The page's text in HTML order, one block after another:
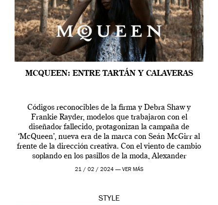
MCQUEEN: ENTRE TARTÁN Y CALAVERAS
Códigos reconocibles de la firma y Debra Shaw y
Frankie Rayder, modelos que trabajaron con el
diseñador fallecido, protagonizan la campaña de
‘McQueen’, nueva era de la marca con Seán McGirr al
frente de la dirección creativa. Con el viento de cambio
soplando en los pasillos de la moda, Alexander
McQueen se prepara para una […]
21 / 02 / 2024 — VER MÁS
STYLE